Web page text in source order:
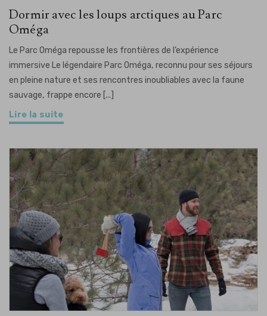
Dormir avec les loups arctiques au Parc
Oméga
Le Parc Oméga repousse les frontières de l’expérience
immersive Le légendaire Parc Oméga, reconnu pour ses séjours
en pleine nature et ses rencontres inoubliables avec la faune
sauvage, frappe encore [...]
Lire la suite